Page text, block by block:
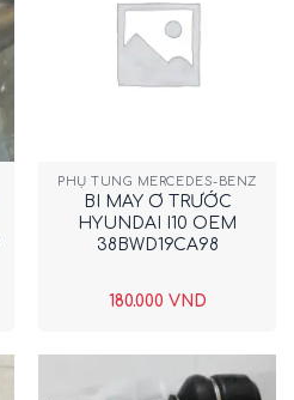
PHỤ TÙNG MERCEDES-BENZ
BI MAY Ơ TRƯỚC
HYUNDAI I10 OEM
38BWD19CA98
180.000 VND